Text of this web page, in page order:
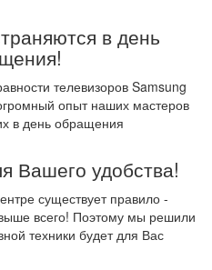
в день
телевизоров Samsung
опыт наших мастеров
в день обращения
Вашего удобства!
существует правило -
всего! Поэтому мы решили
техники будет для Вас